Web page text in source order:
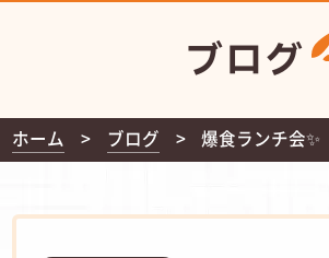
ブログ
ホーム ブログ 爆食ランチ会✨